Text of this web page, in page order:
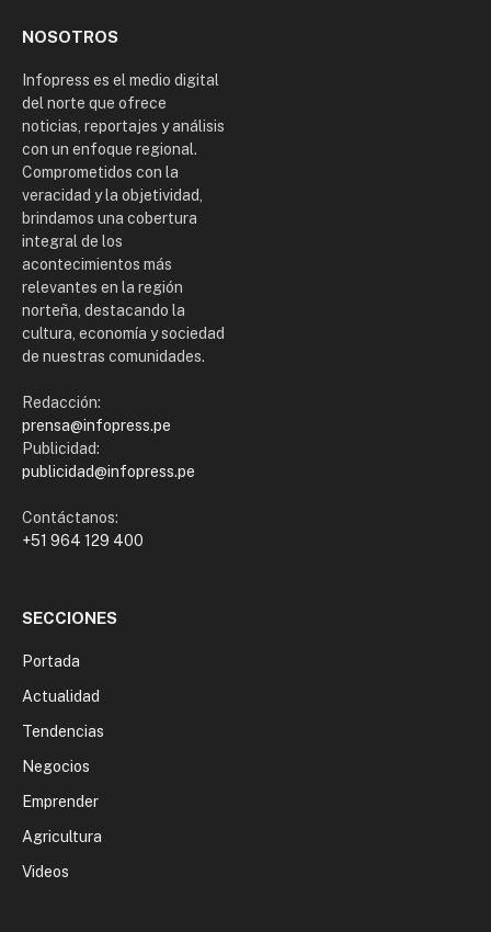
NOSOTROS
Infopress es el medio digital
del norte que ofrece
noticias, reportajes y análisis
con un enfoque regional.
Comprometidos con la
veracidad y la objetividad,
brindamos una cobertura
integral de los
acontecimientos más
relevantes en la región
norteña, destacando la
cultura, economía y sociedad
de nuestras comunidades.
Redacción:
prensa@infopress.pe
Publicidad:
publicidad@infopress.pe
Contáctanos:
+51 964 129 400
SECCIONES
Portada
Actualidad
Tendencias
Negocios
Emprender
Agricultura
Videos